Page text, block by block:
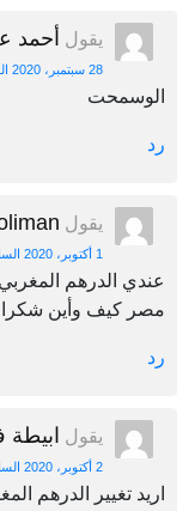
يقول أحمد
28 سبتمبر، 2020 الساعة 11:46 م
الوسمحت
رد
يقول
1 أكتوبر، 2020 الساعة 1:36 م
عندي الدرهم
مصر كيف وأين شكرا
رد
يقول ابيطة
2 أكتوبر، 2020 الساعة 2:00 م
اريد تغيير الدرهم